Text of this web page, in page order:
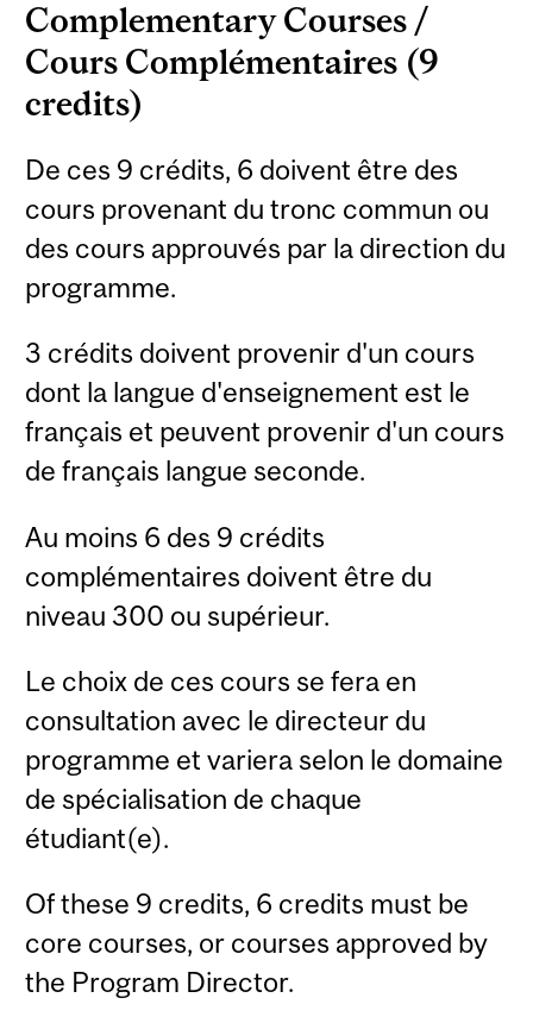
Complementary Courses /
Cours Complémentaires (9
credits)
De ces 9 crédits, 6 doivent être des
cours provenant du tronc commun ou
des cours approuvés par la direction du
programme.
3 crédits doivent provenir d'un cours
dont la langue d'enseignement est le
français et peuvent provenir d'un cours
de français langue seconde.
Au moins 6 des 9 crédits
complémentaires doivent être du
niveau 300 ou supérieur.
Le choix de ces cours se fera en
consultation avec le directeur du
programme et variera selon le domaine
de spécialisation de chaque
étudiant(e).
Of these 9 credits, 6 credits must be
core courses, or courses approved by
the Program Director.